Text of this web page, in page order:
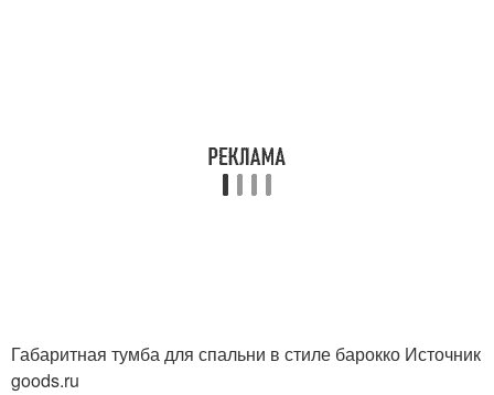
Габаритная тумба для спальни в стиле барокко Источник
goods.ru